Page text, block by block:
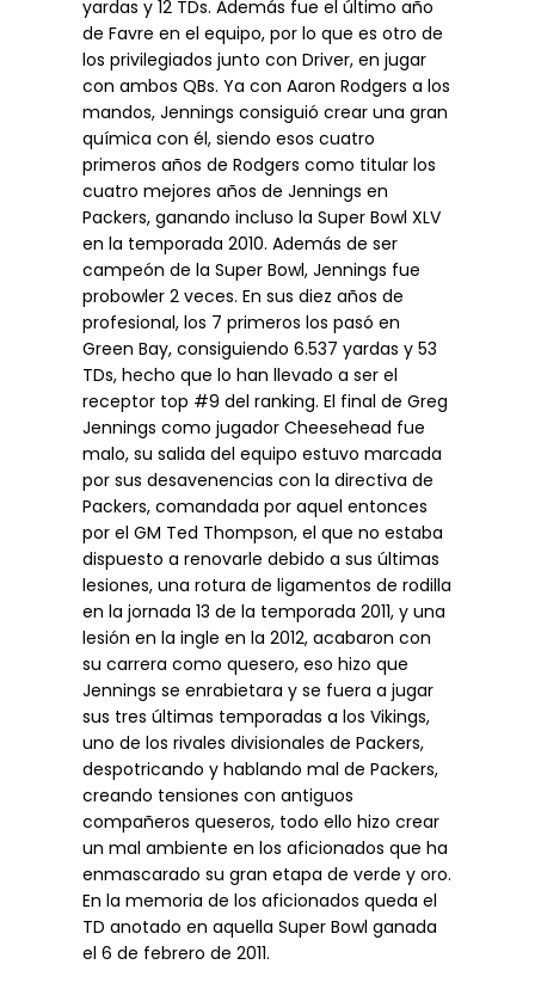
yardas y 12 TDs. Además fue el último año
de Favre en el equipo, por lo que es otro de
los privilegiados junto con Driver, en jugar
con ambos QBs. Ya con Aaron Rodgers a los
mandos, Jennings consiguió crear una gran
química con él, siendo esos cuatro
primeros años de Rodgers como titular los
cuatro mejores años de Jennings en
Packers, ganando incluso la Super Bowl XLV
en la temporada 2010. Además de ser
campeón de la Super Bowl, Jennings fue
probowler 2 veces. En sus diez años de
profesional, los 7 primeros los pasó en
Green Bay, consiguiendo 6.537 yardas y 53
TDs, hecho que lo han llevado a ser el
receptor top #9 del ranking. El final de Greg
Jennings como jugador Cheesehead fue
malo, su salida del equipo estuvo marcada
por sus desavenencias con la directiva de
Packers, comandada por aquel entonces
por el GM Ted Thompson, el que no estaba
dispuesto a renovarle debido a sus últimas
lesiones, una rotura de ligamentos de rodilla
en la jornada 13 de la temporada 2011, y una
lesión en la ingle en la 2012, acabaron con
su carrera como quesero, eso hizo que
Jennings se enrabietara y se fuera a jugar
sus tres últimas temporadas a los Vikings,
uno de los rivales divisionales de Packers,
despotricando y hablando mal de Packers,
creando tensiones con antiguos
compañeros queseros, todo ello hizo crear
un mal ambiente en los aficionados que ha
enmascarado su gran etapa de verde y oro.
En la memoria de los aficionados queda el
TD anotado en aquella Super Bowl ganada
el 6 de febrero de 2011.